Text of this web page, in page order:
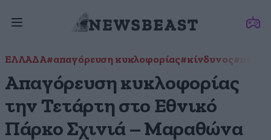
ΕΛΛΑΔΑ#απαγόρευση κυκλοφορίας#κίνδυνος
Απαγόρευση κυκλοφορίας
την Τετάρτη στο Εθνικό
Πάρκο Σχινιά – Μαραθώνα